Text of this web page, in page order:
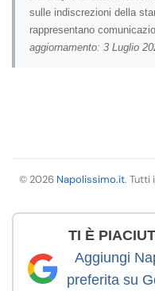
sulle indiscrezioni della
rappresentano
aggiornamento: 3 Luglio
© 2026 Napolissimo.it. Tutti
TI È
Aggiungi
preferita su